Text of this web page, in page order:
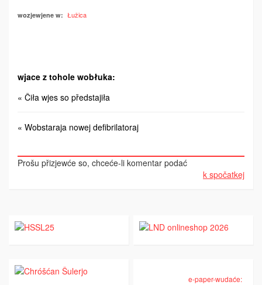
wozjewjene w: Łužica
wjace z tohole wobłuka:
« Čiła wjes so předstajiła
« Wobstaraja nowej defibrilatoraj
Prošu přizjewće so, chceće-li komentar podać
k spočatkej
e-paper-wudaće: